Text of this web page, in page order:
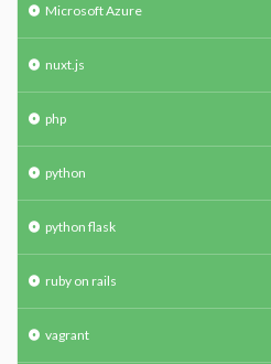
Microsoft Azure
nuxt.js
php
python
python flask
ruby on rails
vagrant